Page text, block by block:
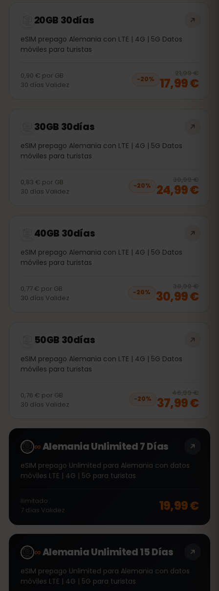
20GB 30días
eSIM prepago Alemania con LTE | 4G | 5G Datos
móviles para turistas
0,90 € por GB
30 días Validez
−20%
21,99 €
17,99 €
30GB 30días
eSIM prepago Alemania con LTE | 4G | 5G Datos
móviles para turistas
0,83 € por GB
30 días Validez
−20%
30,99 €
24,99 €
40GB 30días
eSIM prepago Alemania con LTE | 4G | 5G Datos
móviles para turistas
0,77 € por GB
30 días Validez
−20%
38,99 €
30,99 €
50GB 30días
eSIM prepago Alemania con LTE | 4G | 5G Datos
móviles para turistas
0,76 € por GB
30 días Validez
−20%
46,99 €
37,99 €
∞Alemania Unlimited 7 Días
eSIM prepago Unlimited para Alemania con datos
móviles LTE | 4G | 5G para turistas
Ilimitado
7 días Validez 19,99 €
∞Alemania Unlimited 15 Días
eSIM prepago Unlimited para Alemania con datos
móviles LTE | 4G | 5G para turistas